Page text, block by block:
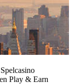
Play & Earn